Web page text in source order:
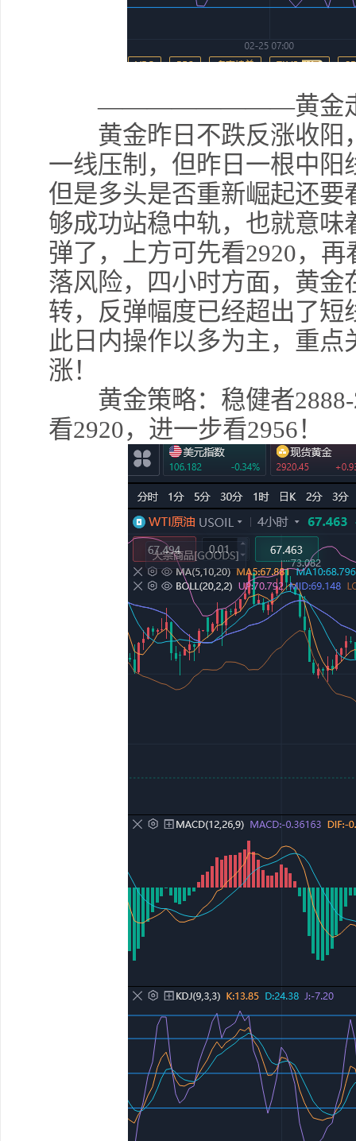
————————黄金走
黄金昨日不跌反涨收阳
一线压制，但昨日一根中
但是多头是否重新崛起还
够成功站稳中轨，也就意
弹了，上方可先看2920，
落风险，四小时方面，黄金
转，反弹幅度已经超出了
此日内操作以多为主，重点
涨！
黄金策略：稳健者2888-
看2920，进一步看2956！